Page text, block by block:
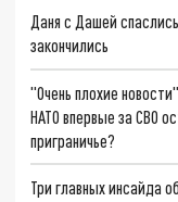
Даня с Дашей
закончились
"Очень плохие
НАТО впервые за СВО
приграничье?
Три главных инсайда